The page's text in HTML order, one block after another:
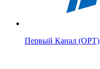
Первый Канал (ОРТ)